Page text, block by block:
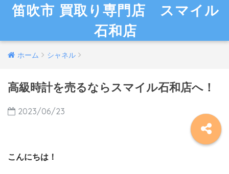
笛吹市 買取り専門店 スマイル
石和店
ホーム シャネル
高級時計を売るならスマイル石和店へ！
2023/06/23
こんにちは！